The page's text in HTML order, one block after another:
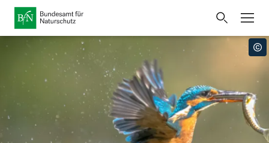
Öffnet
externe
Link
zur
Startseite
Direkt zur Hauptnavigation
Direkt zur Hauptinhalte
Direkt zur Fusszeile
Bundesamt für Naturschutz
Metanavigation
Startseite
Publikationen
Veranstaltungen